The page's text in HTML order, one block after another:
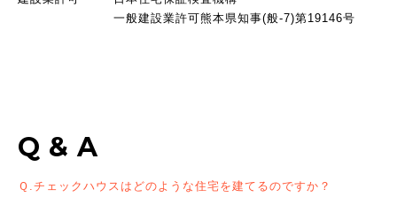
一般建設業許可熊本県知事(般-7)第19146号
Q & A
Ｑ.チェックハウスはどのような住宅を建てるのですか？